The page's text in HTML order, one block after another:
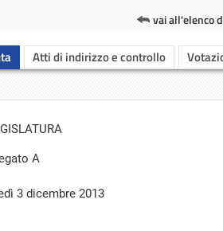
vai all'elenco
Atti di indirizzo e controllo
A
3 dicembre 2013